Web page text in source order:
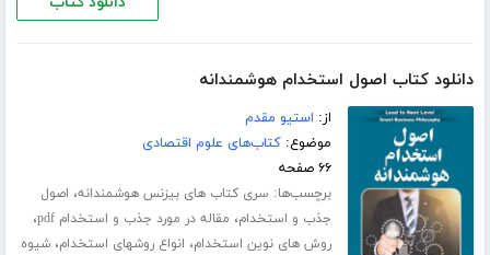
دانلود کتاب اصول استخدام هوشمندانه
از: استیو مقدم
موضوع:کتاب‌های علوم اقتصادی
۶۶ صفحه
برچسب‌ها: سری کتاب های بیزنس هوشمندانه، اصول
جذب و استخدام، مقاله در مورد جذب و استخدام pdf ،
روش های نوین استخدام، انواع روشهای استخدام،شیوه